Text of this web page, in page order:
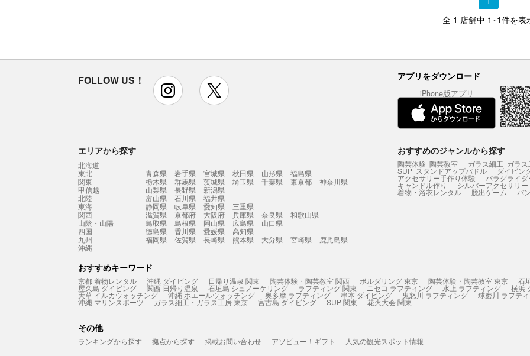
全 1 店舗中 1~1件を表
FOLLOW US！ instagram アプリをダウンロード
iPhone版アプリ
エリアから探す
北海道
東北
青森県 岩手県 宮城県 秋田県 山形県
福島県
関東
栃木県 群馬県 茨城県 埼玉県 千葉県 東京都
神奈川県
甲信越
山梨県 長野県
新潟県
北陸
富山県 石川県
福井県
東海
静岡県 岐阜県 愛知県
三重県
関西
滋賀県 京都府 大阪府 兵庫県 奈良県
和歌山県
山陰・山陽
鳥取県 島根県 岡山県 広島県
山口県
四国
徳島県 香川県 愛媛県
高知県
九州
福岡県 佐賀県 長崎県 熊本県 大分県 宮崎県
鹿児島県
沖縄
おすすめのジャンルから探す
陶芸体験･陶芸教室 ガラス細工･ガラ
SUP･スタンドアップパドル ダイビン
アクセサリー手作り体験 パラグライダ
キャンドル作り シルバーアクセサリ
着物・浴衣レンタル 脱出ゲーム バ
おすすめキーワード
京都 着物レンタル 沖縄 ダイビング 日帰り温泉 関東 陶芸体験・陶芸教室 関西 ボルダリング 東京 陶芸体験・陶芸教室 東京 石
屋久島 ダイビング 関西 日帰り温泉 石垣島 シュノーケリング ラフティング 関東 ニセコ ラフティング 水上 ラフティング 横浜
天草 イルカウォッチング 沖縄 ホエールウォッチング 奥多摩 ラフティング 串本 ダイビング 鬼怒川 ラフティング 球磨川 ラフテ
沖縄 マリンスポーツ ガラス細工・ガラス工房 東京 宮古島 ダイビング SUP 関東 花火大会 関東
その他
ランキングから探す 拠点から探す 掲載お問い合わせ アソビュー！ギフト 人気の観光スポット情報